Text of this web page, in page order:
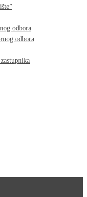
odbora
odbora